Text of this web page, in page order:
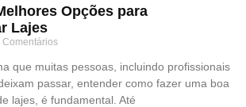
Opções para
Lajes
Comentários
que muitas pessoas, incluindo profissionais
passar, entender como fazer uma boa
lajes, é fundamental. Até